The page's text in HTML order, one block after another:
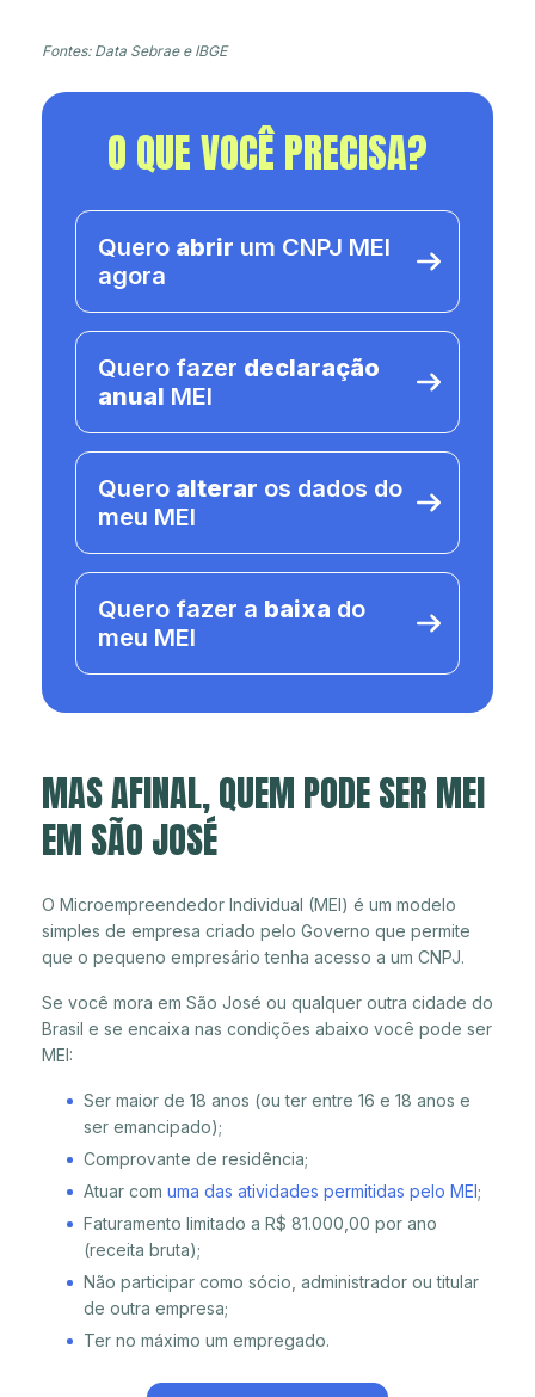
Fontes: Data Sebrae e IBGE
O QUE VOCÊ PRECISA?
Quero abrir um CNPJ MEI
agora
Quero fazer declaração
anual MEI
Quero alterar os dados do
meu MEI
Quero fazer a baixa do
meu MEI
MAS AFINAL, QUEM PODE SER MEI
EM SÃO JOSÉ
O Microempreendedor Individual (MEI) é um modelo
simples de empresa criado pelo Governo que permite
que o pequeno empresário tenha acesso a um CNPJ.
Se você mora em São José ou qualquer outra cidade do
Brasil e se encaixa nas condições abaixo você pode ser
MEI:
Ser maior de 18 anos (ou ter entre 16 e 18 anos e
ser emancipado);
Comprovante de residência;
Atuar com uma das atividades permitidas pelo MEI;
Faturamento limitado a R$ 81.000,00 por ano
(receita bruta);
Não participar como sócio, administrador ou titular
de outra empresa;
Ter no máximo um empregado.